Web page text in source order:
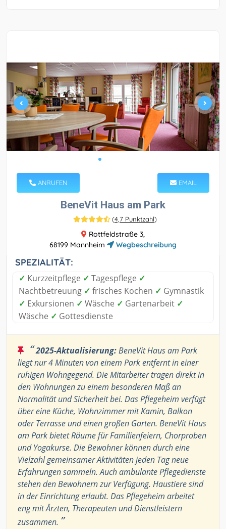
ANRUFEN EMAIL
BeneVit Haus am Park
(4,7 Punktzahl)
Rottfeldstraße 3,
68199 Mannheim
Wegbeschreibung
SPEZIALITÄT:
✓ Kurzzeitpflege ✓ Tagespflege ✓
Nachtbetreuung ✓ frisches Kochen ✓ Gymnastik
✓ Exkursionen ✓ Wäsche ✓ Gartenarbeit ✓
Wäsche ✓ Gottesdienste
“2025-Aktualisierung:BeneVit Haus am Park
liegt nur 4 Minuten von einem Park entfernt in einer
ruhigen Wohngegend. Die Mitarbeiter tragen direkt in
den Wohnungen zu einem besonderen Maß an
Normalität und Sicherheit bei. Das Pflegeheim verfügt
über eine Küche, Wohnzimmer mit Kamin, Balkon
oder Terrasse und einen großen Garten. BeneVit Haus
am Park bietet Räume für Familienfeiern, Chorproben
und Yogakurse. Die Bewohner können durch eine
Vielzahl gemeinsamer Aktivitäten jeden Tag neue
Erfahrungen sammeln. Auch ambulante Pflegedienste
stehen den Bewohnern zur Verfügung. Haustiere sind
in der Einrichtung erlaubt. Das Pflegeheim arbeitet
eng mit Ärzten, Therapeuten und Dienstleistern
zusammen. ”